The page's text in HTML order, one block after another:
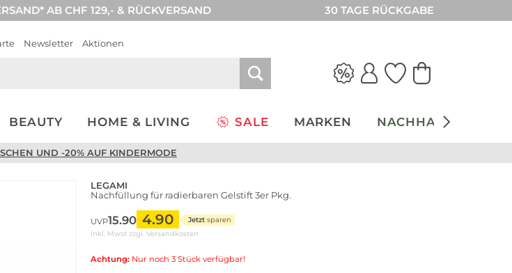
AB CHF 129,- & RÜCKVERSAND 30 TAGE RÜCKGABE
Newsletter Aktionen
BEAUTY HOME & LIVING SALE MARKEN NACHHALTIGKEIT
UND -20% AUF KINDERMODE
LEGAMI
Nachfüllung für radierbaren Gelstift 3er Pkg.
UVP15.90 4.90 Jetzt sparen
inkl. Mwst zzgl. Versandkosten
Achtung: Nur noch 3 Stück verfügbar!